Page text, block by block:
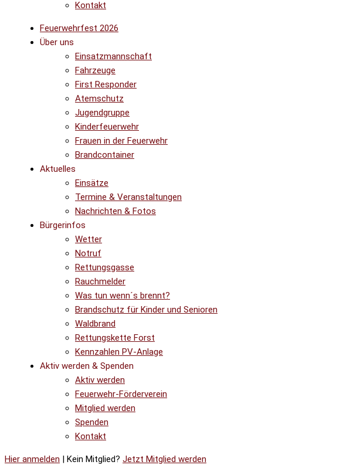
Kontakt
Feuerwehrfest 2026
Über uns
Einsatzmannschaft
Fahrzeuge
First Responder
Atemschutz
Jugendgruppe
Kinderfeuerwehr
Frauen in der Feuerwehr
Brandcontainer
Aktuelles
Einsätze
Termine & Veranstaltungen
Nachrichten & Fotos
Bürgerinfos
Wetter
Notruf
Rettungsgasse
Rauchmelder
Was tun wenn´s brennt?
Brandschutz für Kinder und Senioren
Waldbrand
Rettungskette Forst
Kennzahlen PV-Anlage
Aktiv werden & Spenden
Aktiv werden
Feuerwehr-Förderverein
Mitglied werden
Spenden
Kontakt
Hier anmelden | Kein Mitglied? Jetzt Mitglied werden